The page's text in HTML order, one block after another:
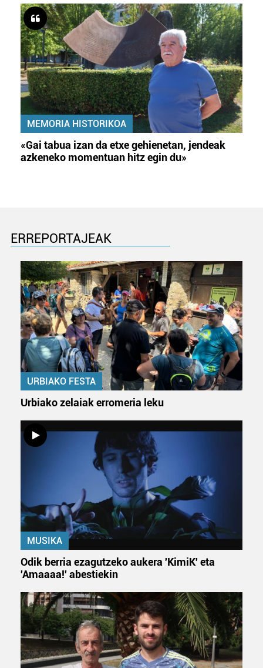
MEMORIA HISTORIKOA
«Gai tabua izan da etxe gehienetan, jendeak
azkeneko momentuan hitz egin du»
ERREPORTAJEAK
URBIAKO FESTA
Urbiako zelaiak erromeria leku
MUSIKA
Odik berria ezagutzeko aukera 'KimiK' eta
'Amaaaa!' abestiekin